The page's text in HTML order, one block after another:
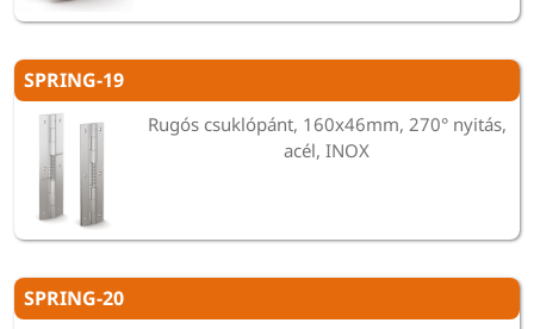
SPRING-19
Rugós csuklópánt, 160x46mm, 270° nyitás,
acél, INOX
SPRING-20